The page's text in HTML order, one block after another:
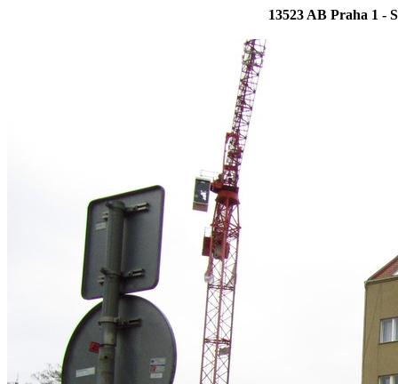
13523 AB Praha 1 -